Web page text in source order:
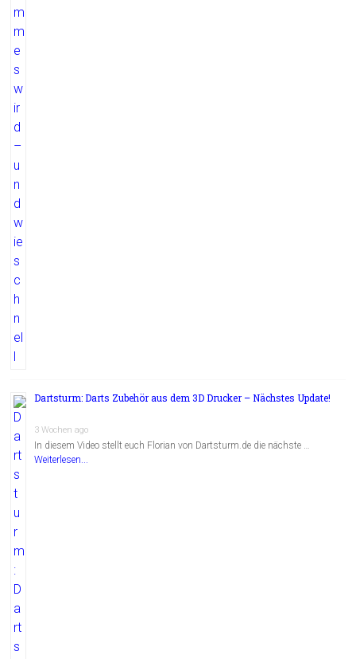
Dartsturm: Darts Zubehör aus dem 3D Drucker – Nächstes Update!
3 Wochen ago
In diesem Video stellt euch Florian von Dartsturm.de die nächste …
Weiterlesen...